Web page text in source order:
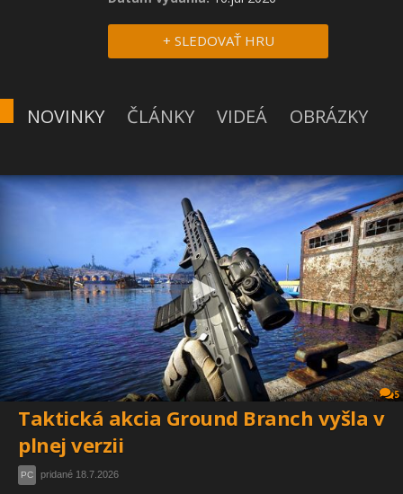
+ SLEDOVAŤ HRU
NOVINKY ČLÁNKY VIDEÁ OBRÁZKY
5
Taktická akcia Ground Branch vyšla v
plnej verzii
PC pridané 18.7.2026